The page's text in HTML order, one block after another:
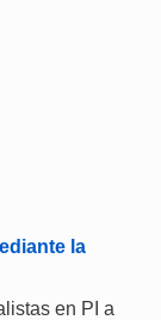
la
en PI a